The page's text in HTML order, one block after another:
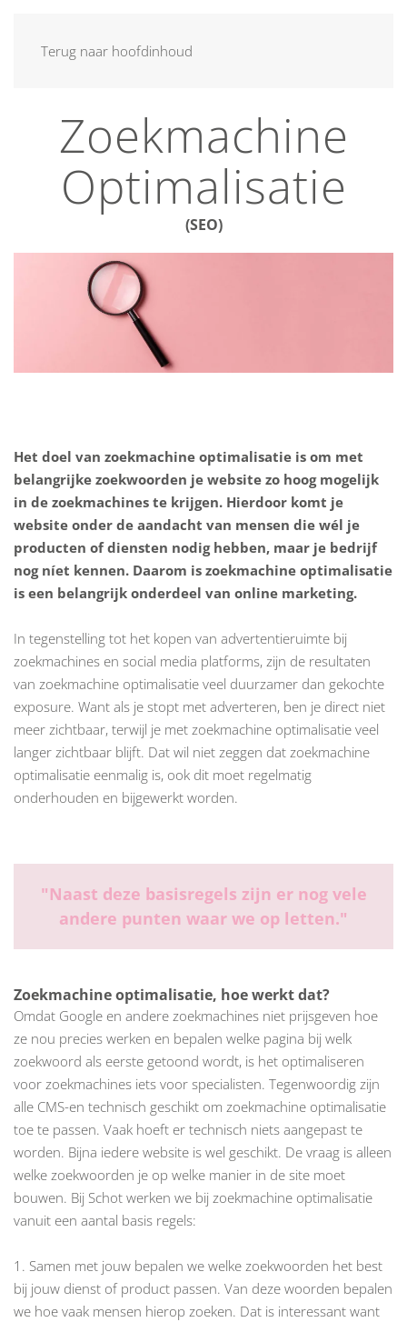
Terug naar hoofdinhoud
Zoekmachine
Optimalisatie
(SEO)
Het doel van zoekmachine optimalisatie is om met
belangrijke zoekwoorden je website zo hoog mogelijk
in de zoekmachines te krijgen. Hierdoor komt je
website onder de aandacht van mensen die wél je
producten of diensten nodig hebben, maar je bedrijf
nog níet kennen. Daarom is zoekmachine optimalisatie
is een belangrijk onderdeel van online marketing.
In tegenstelling tot het kopen van advertentieruimte bij
zoekmachines en social media platforms, zijn de resultaten
van zoekmachine optimalisatie veel duurzamer dan gekochte
exposure. Want als je stopt met adverteren, ben je direct niet
meer zichtbaar, terwijl je met zoekmachine optimalisatie veel
langer zichtbaar blijft. Dat wil niet zeggen dat zoekmachine
optimalisatie eenmalig is, ook dit moet regelmatig
onderhouden en bijgewerkt worden.
"Naast deze basisregels zijn er nog vele
andere punten waar we op letten."
Zoekmachine optimalisatie, hoe werkt dat?
Omdat Google en andere zoekmachines niet prijsgeven hoe
ze nou precies werken en bepalen welke pagina bij welk
zoekwoord als eerste getoond wordt, is het optimaliseren
voor zoekmachines iets voor specialisten. Tegenwoordig zijn
alle CMS-en technisch geschikt om zoekmachine optimalisatie
toe te passen. Vaak hoeft er technisch niets aangepast te
worden. Bijna iedere website is wel geschikt. De vraag is alleen
welke zoekwoorden je op welke manier in de site moet
bouwen. Bij Schot werken we bij zoekmachine optimalisatie
vanuit een aantal basis regels:
1. Samen met jouw bepalen we welke zoekwoorden het best
bij jouw dienst of product passen. Van deze woorden bepalen
we hoe vaak mensen hierop zoeken. Dat is interessant want